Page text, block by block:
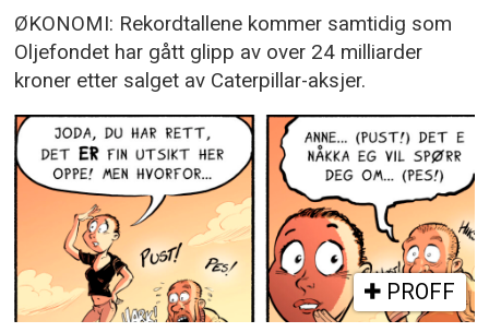
ØKONOMI: Rekordtallene kommer samtidig som
Oljefondet har gått glipp av over 24 milliarder
kroner etter salget av Caterpillar-aksjer.
PROFF